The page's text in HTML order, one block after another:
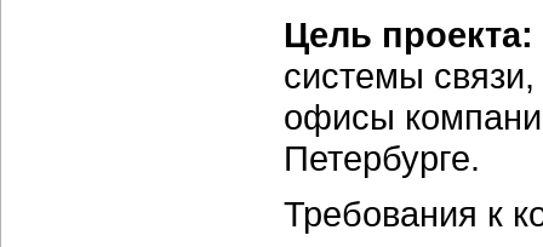
Цель проекта:
системы
офисы
Петербурге.
Требования к